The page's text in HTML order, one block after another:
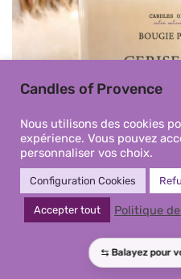
Bougie
artisanale |
Provence
Candles of Provence
Nous utilisons des cookies
expérience. Vous pouvez
personnaliser vos choix.
Configuration Cookies
Accepter tout Politique